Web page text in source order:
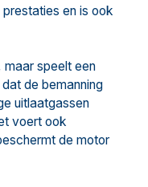
en is ook
speelt een
de bemanning
uitlaatgassen
voert ook
de motor